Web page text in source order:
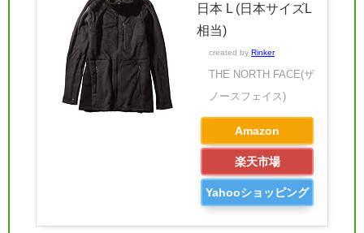
日本 L (日本サイズL
相当)
created by Rinker
THE NORTH FACE(ザ
ノースフェイス)
Amazon
楽天市場
Yahooショッピング